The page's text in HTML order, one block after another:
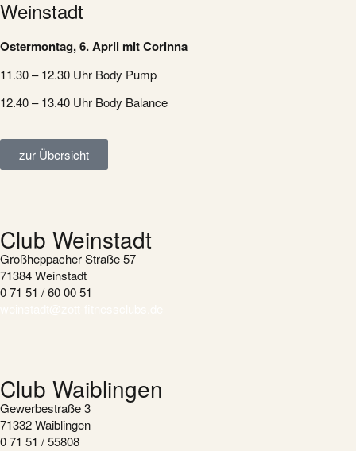
Weinstadt
Ostermontag, 6. April mitCorinna
11.30 – 12.30 Uhr Body Pump
12.40 – 13.40 Uhr Body Balance
zur Übersicht
Club Weinstadt
Großheppacher Straße 57
71384 Weinstadt
0 71 51 / 60 00 51
Club Waiblingen
Gewerbestraße 3
71332 Waiblingen
0 71 51 / 55808